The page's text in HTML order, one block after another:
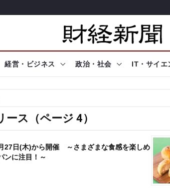
経営・ビジネス 政治・社会 IT・サイエ
ス（ページ 4）
27日(木)から開催 ～さまざまな食感を楽しめ
ンに注目！～